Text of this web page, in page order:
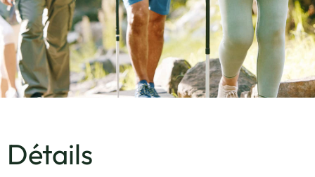
Détails